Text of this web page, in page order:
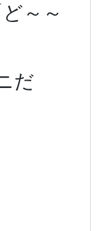
ど～～
だ